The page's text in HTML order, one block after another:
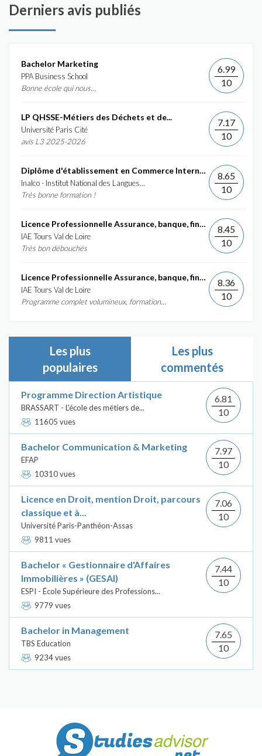
Derniers avis publiés
Bachelor Marketing
PPA Business School
Bonne école qui nous...
6.99
10
LP QHSSE-Métiers des Déchets et de...
Université Paris Cité
avis L3 2025-2026
7.17
10
Diplôme d'établissement en Commerce International et...
Inalco - Institut National des Langues...
Très bonne formation !
8.65
10
Licence Professionnelle Assurance, banque, finance :...
IAE Tours Val de Loire
Très bon débouchés
8.45
10
Licence Professionnelle Assurance, banque, finance :...
IAE Tours Val de Loire
Programme complet volumineux, formation...
8.36
10
Les plus
populaires
Les plus
commentés
Programme Direction Artistique
BRASSART - L'école des métiers de...
11605 vues
6.81
10
Bachelor Communication & Marketing
EFAP
10310 vues
7.97
10
Licence en Droit, mention Droit, parcours
classique et à...
Université Paris-Panthéon-Assas
9811 vues
7.06
10
Bachelor « Gestionnaire d'Affaires
Immobilières » (GESAI)
ESPI - École Supérieure des Professions...
9779 vues
7.44
10
Bachelor in Management
TBS Education
9234 vues
7.65
10